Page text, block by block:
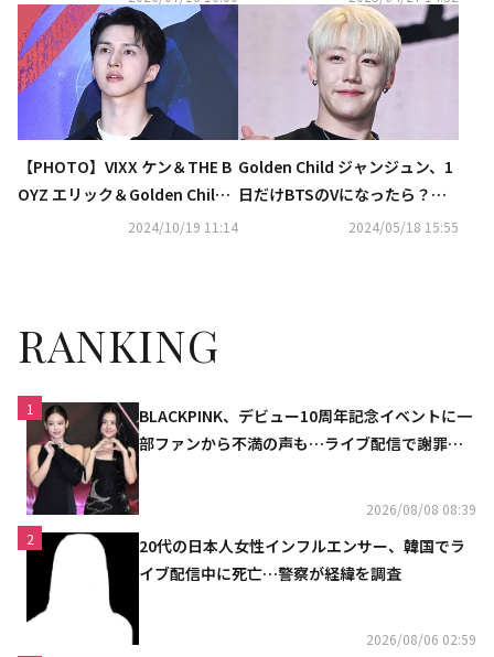
期待
【PHOTO】VIXX ケン＆THE B
OYZ エリック＆Golden Child
ら、映画「スマホを落としただ
2024/10/19 11:14
Golden Child ジャンジュン、1
日だけBTSのVになったら？
「セルフショットを300枚撮
2024/05/18 15:55
RANKING
1
BLACKPINK、デビュー10周年記念イベントに一
部ファンから不満の声も…ライブ配信で謝罪
2026/08/08 08:39
2
20代の日本人女性インフルエンサー、韓国でラ
イブ配信中に死亡…警察が経緯を調査
2026/08/06 02:59